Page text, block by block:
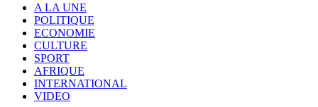
A LA UNE
POLITIQUE
ECONOMIE
CULTURE
SPORT
AFRIQUE
INTERNATIONAL
VIDEO